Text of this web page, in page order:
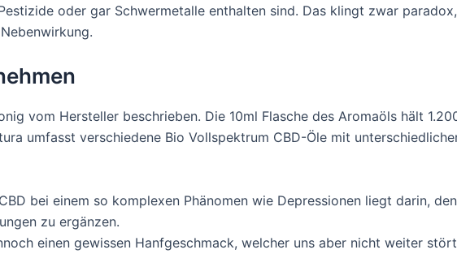
oder gar Schwermetalle enthalten sind. Das klingt zwar
vom Hersteller beschrieben. Die 10ml Flasche des Aromaöls hält
umfasst verschiedene Bio Vollspektrum CBD-Öle mit
bei einem so komplexen Phänomen wie Depressionen liegt darin,
zu ergänzen.
einen gewissen Hanfgeschmack, welcher uns aber nicht weiter